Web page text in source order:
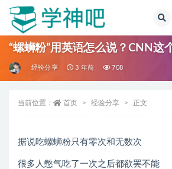
“螺蛳粉”用英语怎么说？CNN这
经验分享 3 年前 708
当前位置： 首页 经验分享 正文
据说吃螺蛳粉只有零次和无数次
很多人憋气吃了一次之后都欲罢不能